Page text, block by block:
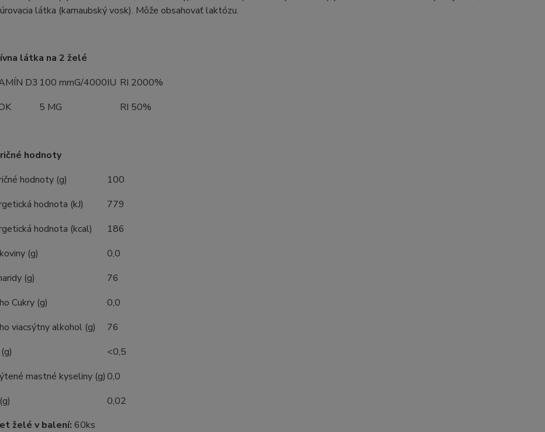
látka (karnaubský vosk). Môže obsahovať laktózu.
látka na 2 želé
D3 100 mmG/4000IU RI 2000%
5 MG RI 50%
hodnoty
hodnoty (g)
100
hodnota (kJ)
779
hodnota (kcal)
186
(g)
0,0
(g)
76
Cukry (g)
0,0
viacsýtny alkohol (g)
76
<0,5
mastné kyseliny (g)0,0
0,02
želé v balení: 60ks